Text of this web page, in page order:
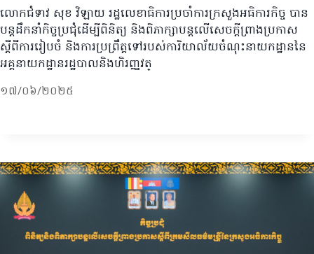
លោកជំទាវ សុខ វិឡាយ រដ្ឋលេខាធិការប្រចាំការក្រសួងអធិការកិច្ច បាន
បន្តដឹកនាំកិច្ចប្រជុំដេីម្បីពិនិត្យ និងពិភាក្សាបន្តលេីសេចក្តីព្រាងប្រកាស
ស្តីពីការរៀបចំ និងការប្រព្រឹត្តទៅរបស់ការិយាល័យចំណុះនាយកដ្ឋាននៃ
អគ្គនាយកដ្ឋានរដ្ឋបាលនិងហិរញ្ញវត្
១៧/០៦/២០២៥